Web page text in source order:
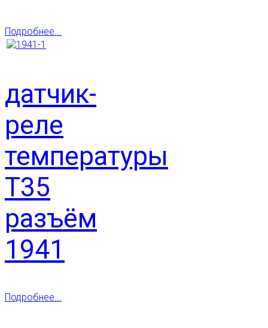
Подробнее...
датчик-
реле
температуры
Т35
разъём
1941
Подробнее...